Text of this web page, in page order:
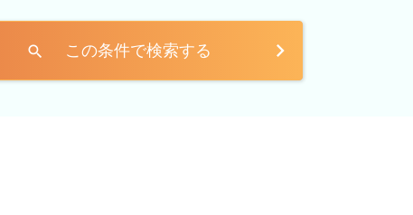
search この条件で検索する